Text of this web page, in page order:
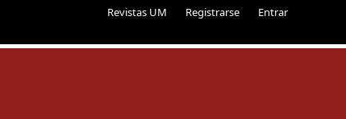
Revistas UM Registrarse Entrar